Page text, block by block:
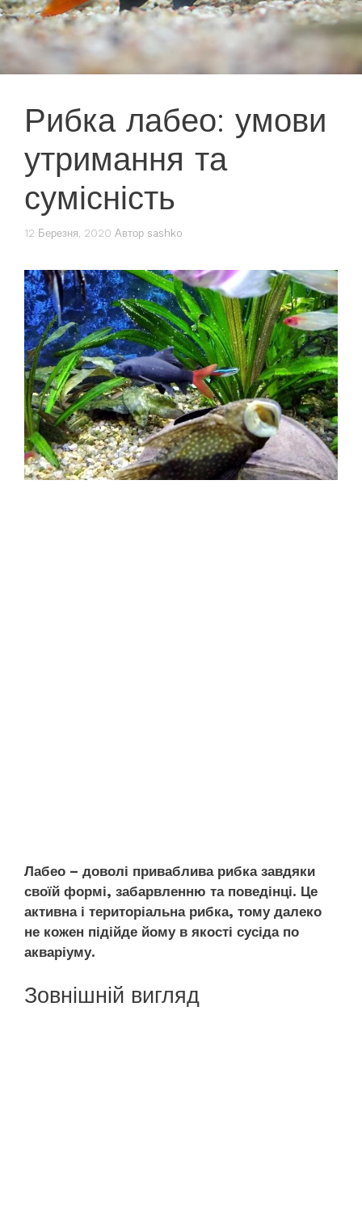
Рибка лабео: умови
утримання та
сумісність
12 Березня, 2020 Автор sashko
Лабео – доволі приваблива рибка завдяки
своїй формі, забарвленню та поведінці. Це
активна і територіальна рибка, тому далеко
не кожен підійде йому в якості сусіда по
акваріуму.
Зовнішній вигляд